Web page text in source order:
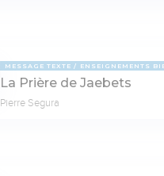
MESSAGE TEXTE ENSEIGNEMENTS
La Prière de Jaebets
Pierre Segura